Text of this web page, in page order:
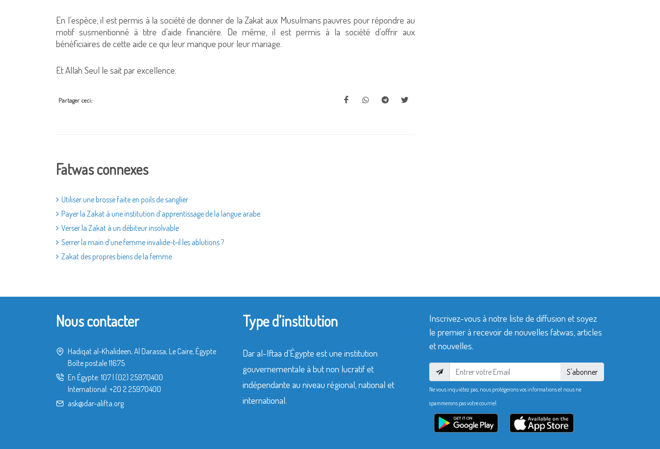
En l’espèce, il est permis à la société de donner de la Zakat aux Musulmans pauvres pour répondre au
motif susmentionné à titre d’aide financière. De même, il est permis à la société d’offrir aux
bénéficiaires de cette aide ce qui leur manque pour leur mariage.
Et Allah Seul le sait par excellence.
Partager ceci:
Fatwas connexes
Utiliser une brosse faite en poils de sanglier
Payer la Zakat à une institution d’apprentissage de la langue arabe
Verser la Zakat à un débiteur insolvable
Serrer la main d’une femme invalide-t-il les ablutions ?
Zakat des propres biens de la femme
Nous contacter
Hadiqat al-Khalideen, Al Darassa, Le Caire, Égypte
Boîte postale 11675
En Égypte: 107 (02) 25970400
International: +20 2 25970400
ask@dar-alifta.org
Type d’institution
Dar al-Iftaa d’Égypte est une institution
gouvernementale à but non lucratif et
indépendante au niveau régional, national et
international.
Inscrivez-vous à notre liste de diffusion et soyez
le premier à recevoir de nouvelles fatwas, articles
et nouvelles.
S'abonner
Ne vous inquiétez pas, nous protégerons vos informations et nous ne
spammerons pas votre courriel.